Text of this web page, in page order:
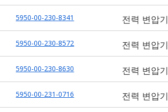
5950-00-230-8341 전력 변압기
5950-00-230-8572 전력 변압기
5950-00-230-8630 전력 변압기
5950-00-231-0716 전력 변압기